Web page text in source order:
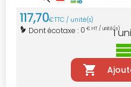
117,70€TTC / unité(s)
Dont écotaxe : 0 € HT / unité(s)
1